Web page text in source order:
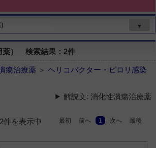
▼
薬） 検索結果：2件
瘍治療薬 ＞ ヘリコバクター・ピロリ感染
解説文: 消化性潰瘍治療薬
件を表示中 最初 前へ 1 次へ 最後